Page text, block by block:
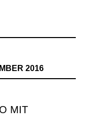
2016
MIT